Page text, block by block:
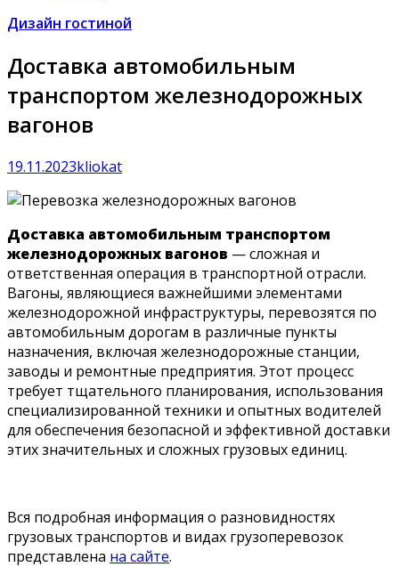
Дизайн гостиной
Доставка автомобильным
транспортом железнодорожных
вагонов
19.11.2023kliokat
Доставка автомобильным транспортом
железнодорожных вагонов — сложная и
ответственная операция в транспортной отрасли.
Вагоны, являющиеся важнейшими элементами
железнодорожной инфраструктуры, перевозятся по
автомобильным дорогам в различные пункты
назначения, включая железнодорожные станции,
заводы и ремонтные предприятия. Этот процесс
требует тщательного планирования, использования
специализированной техники и опытных водителей
для обеспечения безопасной и эффективной доставки
этих значительных и сложных грузовых единиц.
Вся подробная информация о разновидностях
грузовых транспортов и видах грузоперевозок
представлена на сайте.